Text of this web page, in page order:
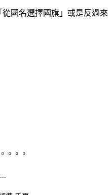
國名選擇國旗」或是反過
。。。